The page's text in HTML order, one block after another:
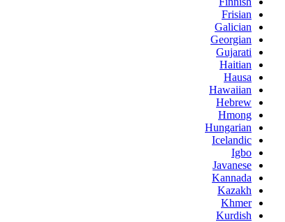
Frisian
Galician
Georgian
Gujarati
Haitian
Hausa
Hawaiian
Hebrew
Hmong
Hungarian
Icelandic
Igbo
Javanese
Kannada
Kazakh
Khmer
Kurdish